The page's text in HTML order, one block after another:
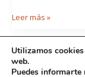
Leer más »
Utilizamos
web.
Puedes